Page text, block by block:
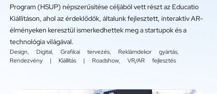
Program (HSUP) népszerűsítése céljából vett részt az Educatio
Kiállításon, ahol az érdeklődők, általunk fejlesztett, interaktív AR-
élményeken keresztül ismerkedhettek meg a startupok és a
technológia világával.
Design, Digital, Grafikai tervezés, Reklámdekor gyártás,
Rendezvény | Kiállítás | Roadshow, VR/AR fejlesztés